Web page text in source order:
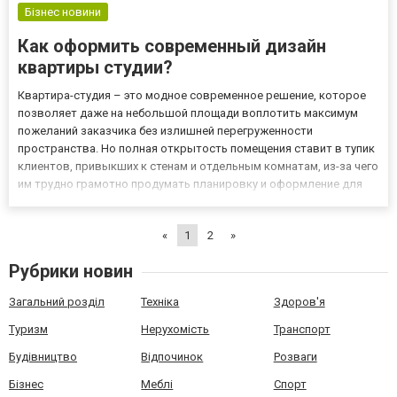
Бізнес новини
Как оформить современный дизайн
квартиры студии?
Квартира-студия – это модное современное решение, которое
позволяет даже на небольшой площади воплотить максимум
пожеланий заказчика без излишней перегруженности
пространства. Но полная открытость помещения ставит в тупик
клиентов, привыкших к стенам и отдельным комнатам, из-за чего
им трудно грамотно продумать планировку и оформление для
« 1 2 »
Рубрики новин
Загальний розділ Техніка Здоров'я
Туризм Нерухомість Транспорт
Будівництво Відпочинок Розваги
Бізнес Меблі Спорт